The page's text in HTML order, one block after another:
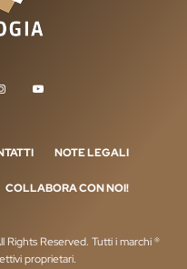
NOTE LEGALI
COLLABORA CON NOI!
Reserved. Tutti i marchi ®
proprietari.